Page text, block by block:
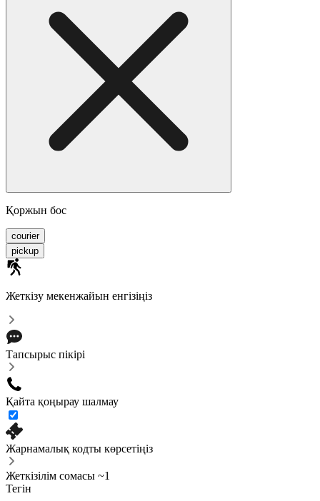
Қоржын бос
courier
pickup
Жеткізу мекенжайын енгізіңіз
Тапсырыс пікірі
Қайта қоңырау шалмау
Жарнамалық кодты көрсетіңіз
Жеткізілім сомасы ~1
Тегін